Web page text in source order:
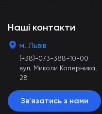
Наші контакти
м. Львів
(+38)-073-388-10-00
вул. Миколи Коперника,
28
Зв'язатись з нами